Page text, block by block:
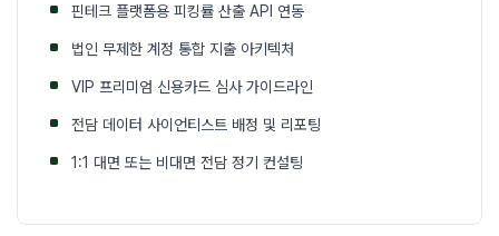
핀테크 플랫폼용 피킹률 산출 API 연동
법인 무제한 계정 통합 지출 아키텍처
VIP 프리미엄 신용카드 심사 가이드라인
전담 데이터 사이언티스트 배정 및 리포팅
1:1 대면 또는 비대면 전담 정기 컨설팅